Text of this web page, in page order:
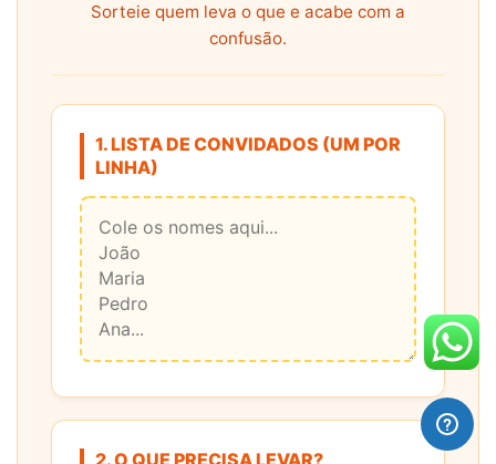
Sorteie quem leva o que e acabe com a
confusão.
1. LISTA DE CONVIDADOS (UM POR
LINHA)